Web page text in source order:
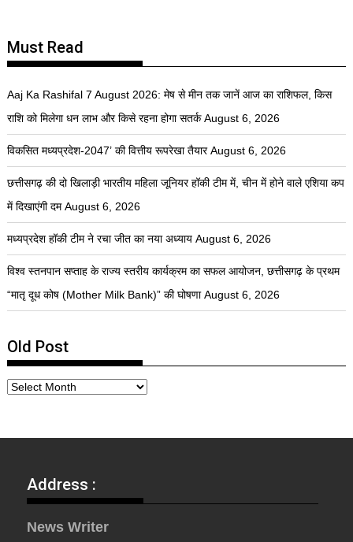
Must Read
Aaj Ka Rashifal 7 August 2026: मेष से मीन तक जानें आज का राशिफल, किस
राशि को मिलेगा धन लाभ और किसे रहना होगा सतर्क August 6, 2026
विकसित मध्यप्रदेश-2047’ की वित्तीय रूपरेखा तैयार August 6, 2026
छत्तीसगढ़ की दो खिलाड़ी भारतीय महिला जूनियर हॉकी टीम में, चीन में होने वाले एशिया कप
में दिखाएंगी दम August 6, 2026
मध्यप्रदेश हॉकी टीम ने रचा जीत का नया अध्याय August 6, 2026
विश्व स्तनपान सप्ताह के राज्य स्तरीय कार्यक्रम का सफल आयोजन, छत्तीसगढ़ के प्रथम
“मातृ दूध कोष (Mother Milk Bank)” की घोषणा August 6, 2026
Old Post
Address :
News Writer